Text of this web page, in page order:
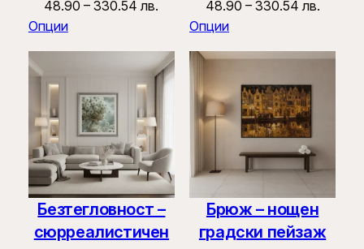
range:
25,00 €
169,00 €
48.90 – 330.54 лв.
Опции
range:
48.90 – 330.54 лв.
Опции
Безтегловност –
сюрреалистичен
Брюж – нощен
градски пейзаж